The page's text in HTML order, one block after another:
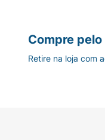
Compre
Retire na loja com